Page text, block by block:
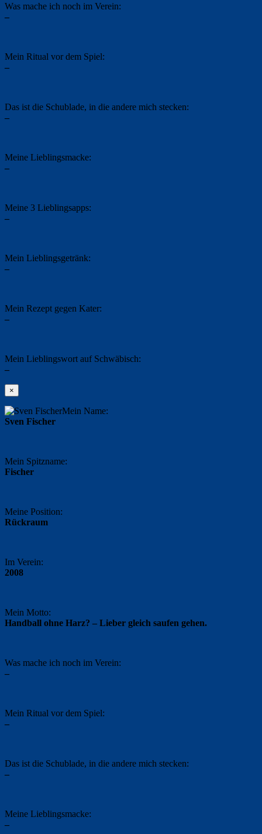
Was mache ich noch im Verein:
–
Mein Ritual vor dem Spiel:
–
Das ist die Schublade, in die andere mich stecken:
–
Meine Lieblingsmacke:
–
Meine 3 Lieblingsapps:
–
Mein Lieblingsgetränk:
–
Mein Rezept gegen Kater:
–
Mein Lieblingswort auf Schwäbisch:
–
×
Mein Name:
Sven Fischer
Mein Spitzname:
Fischer
Meine Position:
Rückraum
Im Verein:
2008
Mein Motto:
Handball ohne Harz? – Lieber gleich saufen gehen.
Was mache ich noch im Verein:
–
Mein Ritual vor dem Spiel:
–
Das ist die Schublade, in die andere mich stecken:
–
Meine Lieblingsmacke:
–